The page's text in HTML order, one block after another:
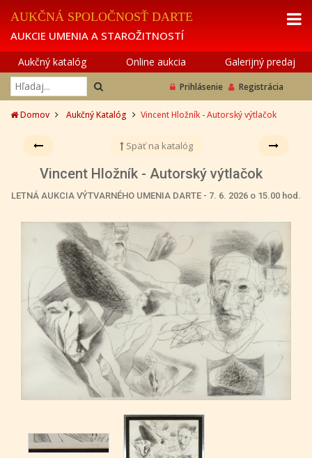
AUKČNÁ SPOLOČNOSŤ DARTE
AUKCIE UMENIA A STAROŽITNOSTÍ
Aukčný katalóg Online aukcia Galerijný predaj
Prihlásenie Registrácia
Domov Aukčný Katalóg Vincent Hložník - Autorský výtlačok
Späť na katalóg
Vincent Hložník - Autorský výtlačok
LETNÁ AUKCIA VÝTVARNÉHO UMENIA DARTE - 7. 6. 2026 o 15.00 hod.